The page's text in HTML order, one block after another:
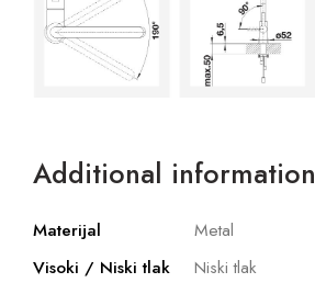
Additional information
Materijal
Metal
Visoki / Niski tlak
Niski tlak